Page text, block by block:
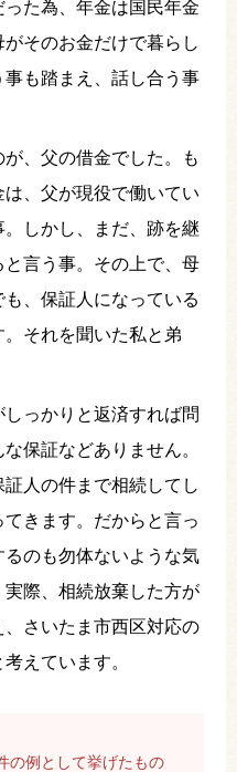
た為、年金は国民年金
そのお金だけで暮らし
も踏まえ、話し合う事
、父の借金でした。も
、父が現役で働いてい
しかし、まだ、跡を継
言う事。その上で、母
、保証人になっている
それを聞いた私と弟
っかりと返済すれば問
保証などありません。
人の件まで相続してし
きます。だからと言っ
のも勿体ないような気
際、相続放棄した方が
さいたま市西区対応の
えています。
の例として挙げたもの